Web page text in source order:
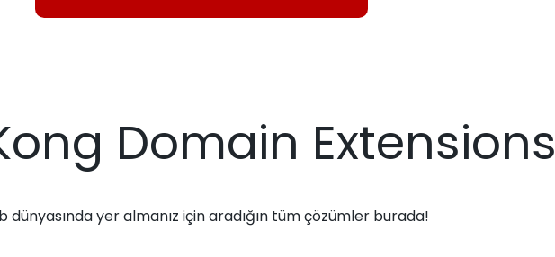
Domain Extensions
dünyasında yer almanız için aradığın tüm çözümler burada!